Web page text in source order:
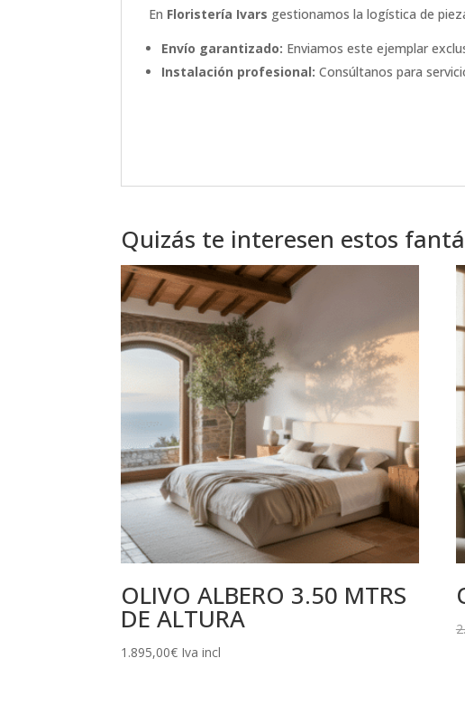
En Floristería Ivars gestionamos la logística de
Envío garantizado: Enviamos este ejemplar
Instalación profesional: Consúltanos para
Quizás te interesen estos
OLIVO ALBERO 3.50 MTRS
DE ALTURA
1.895,00€ Iva incl